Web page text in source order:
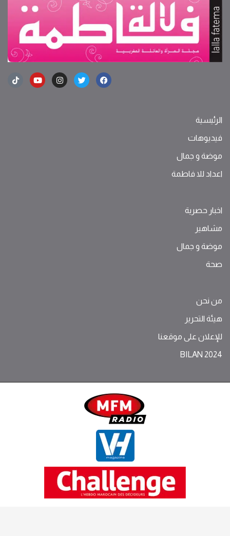
الرئيسية
فيديوهات
موضة ‫و‬ ‫‬‫جمال‬
اعداد للا فاطمة
اخبار حصرية
مشاهير
موضة ‫و‬ ‫‬‫جمال‬
صحة
من نحن
هيئة التحرير
للإعلان على موقعنا
BILAN 2024